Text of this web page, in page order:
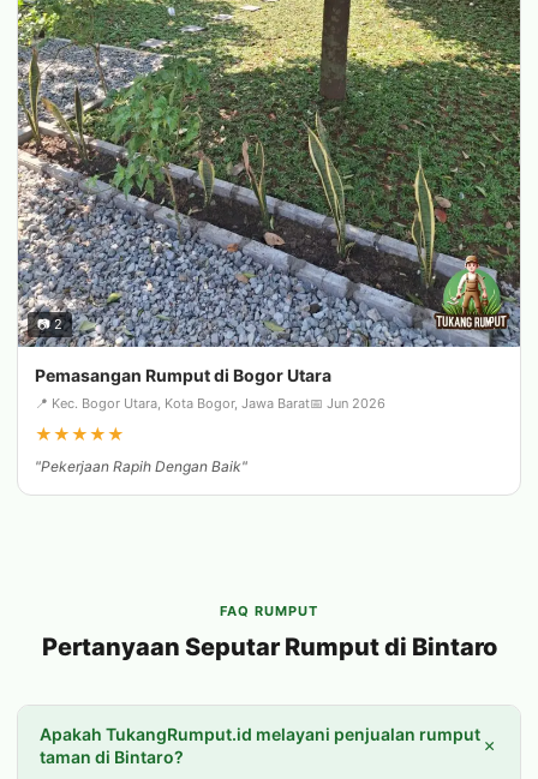
📷 2
Pemasangan Rumput di Bogor Utara
📍 Kec. Bogor Utara, Kota Bogor, Jawa Barat📅 Jun 2026
★★★★★
"Pekerjaan Rapih Dengan Baik"
FAQ RUMPUT
Pertanyaan Seputar Rumput di Bintaro
Apakah TukangRumput.id melayani penjualan rumput
taman di Bintaro?
+